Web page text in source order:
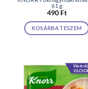
61 g
490 Ft
KOSÁRBA TESZEM